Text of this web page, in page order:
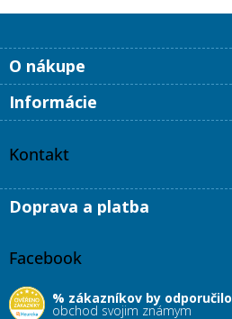
Z
ä
Facebook
% zákazníkov by odporučilo
obchod svojim známym
O nákupe
Informácie
Kontakt
Doprava a platba